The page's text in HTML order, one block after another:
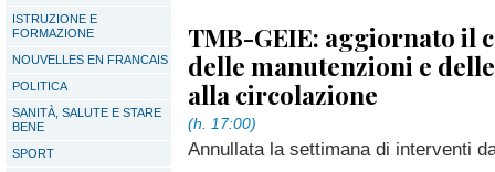
ISTRUZIONE E
FORMAZIONE
NOUVELLES EN FRANCAIS
POLITICA
SANITÀ, SALUTE E STARE
BENE
SPORT
TMB-GEIE: aggiornato il
delle manutenzioni e
alla circolazione
(h. 17:00)
Annullata la settimana di interventi